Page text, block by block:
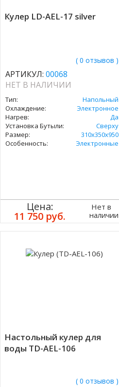
Кулер LD-AEL-17 silver
( 0 отзывов )
АРТИКУЛ: 00068
НЕТ В НАЛИЧИИ
Тип:
Напольный
Охлаждение:
Электронное
Нагрев:
Да
Установка Бутыли:
Сверху
Размер:
310х350х950
Особенность:
Электронные
Цена:
11 750 руб.
Нет в
наличии
Настольный кулер для
воды TD-AEL-106
( 0 отзывов )